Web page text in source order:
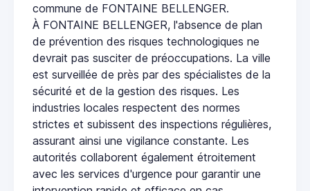
commune de FONTAINE BELLENGER.
À FONTAINE BELLENGER, l'absence de plan
de prévention des risques technologiques ne
devrait pas susciter de préoccupations. La ville
est surveillée de près par des spécialistes de la
sécurité et de la gestion des risques. Les
industries locales respectent des normes
strictes et subissent des inspections régulières,
assurant ainsi une vigilance constante. Les
autorités collaborent également étroitement
avec les services d'urgence pour garantir une